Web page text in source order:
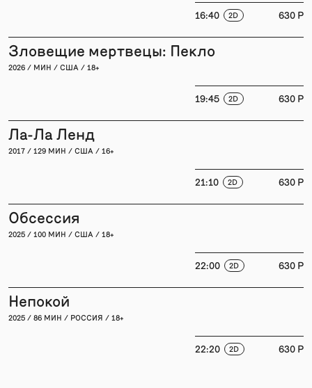
16:40 2D 630 P
Зловещие мертвецы: Пекло
2026 / МИН / США / 18+
19:45 2D 630 P
Ла-Ла Ленд
2017 / 129 МИН / США / 16+
21:10 2D 630 P
Обсессия
2025 / 100 МИН / США / 18+
22:00 2D 630 P
Непокой
2025 / 86 МИН / РОССИЯ / 18+
22:20 2D 630 P